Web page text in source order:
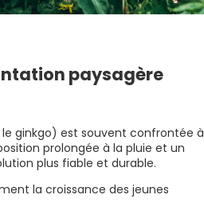
paysagère
ginkgo) est souvent confrontée à
prolongée à la pluie et un
plus fiable et durable.
la croissance des jeunes